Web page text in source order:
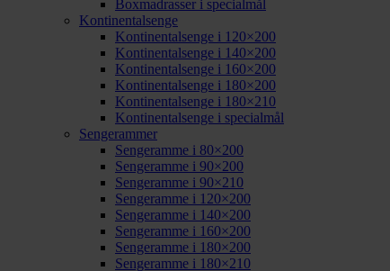
Boxmadrasser i specialmål
Kontinentalsenge
Kontinentalsenge i 120×200
Kontinentalsenge i 140×200
Kontinentalsenge i 160×200
Kontinentalsenge i 180×200
Kontinentalsenge i 180×210
Kontinentalsenge i specialmål
Sengerammer
Sengeramme i 80×200
Sengeramme i 90×200
Sengeramme i 90×210
Sengeramme i 120×200
Sengeramme i 140×200
Sengeramme i 160×200
Sengeramme i 180×200
Sengeramme i 180×210